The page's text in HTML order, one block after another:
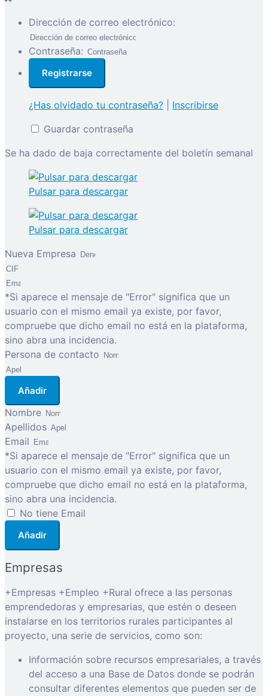
Dirección de correo electrónico:
Contraseña:
¿Has olvidado tu contraseña?
Inscribirse
Guardar contraseña
Se ha dado de baja correctamente del boletín semanal
Pulsar para descargar
Pulsar para descargar
Nueva Empresa
*Si aparece el mensaje de "Error" significa que un
usuario con el mismo email ya existe, por favor,
compruebe que dicho email no está en la plataforma,
sino abra una incidencia.
Persona de contacto
Añadir
Nombre
Apellidos
Email
*Si aparece el mensaje de "Error" significa que un
usuario con el mismo email ya existe, por favor,
compruebe que dicho email no está en la plataforma,
sino abra una incidencia.
No tiene Email
Añadir
Empresas
+Empresas +Empleo +Rural ofrece a las personas
emprendedoras y empresarias, que estén o deseen
instalarse en los territorios rurales participantes al
proyecto, una serie de servicios, como son:
Información sobre recursos empresariales, a través
del acceso a una Base de Datos donde se podrán
consultar diferentes elementos que pueden ser de